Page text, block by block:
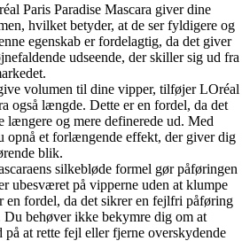
Paris Paradise Mascara giver dine
hvilket betyder, at de ser fyldigere og
egenskab er fordelagtig, da det giver
udseende, der skiller sig ud fra
volumen til dine vipper, tilføjer LOréal
også længde. Dette er en fordel, da det
længere og mere definerede ud. Med
opnå et forlængende effekt, der giver dig
blik.
silkebløde formel gør påføringen
ubesværet på vipperne uden at klumpe
en fordel, da det sikrer en fejlfri påføring
Du behøver ikke bekymre dig om at
på at rette fejl eller fjerne overskydende